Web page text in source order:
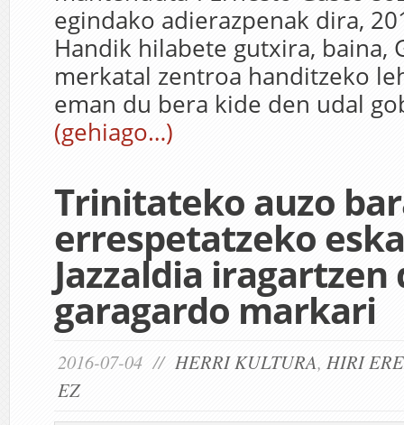
egindako adierazpenak dira,
Handik hilabete gutxira, baina,
merkatal zentroa handitzeko
eman du bera kide den udal
(gehiago…)
Trinitateko auzo
errespetatzeko
Jazzaldia iragartzen
garagardo markari
2016-07-04 // HERRI KULTURA, HIRI
EZ